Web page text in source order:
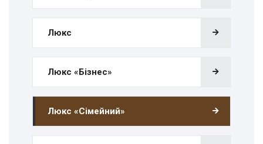
Люкс
Люкс «Бізнес»
Люкс «Сімейний»